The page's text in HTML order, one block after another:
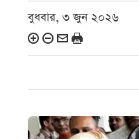
বুধবার, ৩ জুন ২০২৬